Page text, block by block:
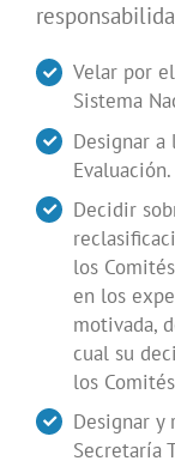
Velar por
Sistema
Designar
Evaluación.
Decidir
los
en los
motivada,
cual su
los
Designar y
Secretaría